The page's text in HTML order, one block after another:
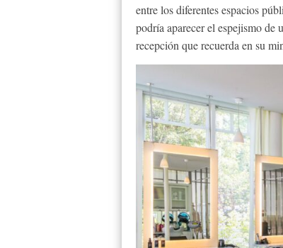
entre los diferentes espacios
podría aparecer el espejismo de
recepción que recuerda en su